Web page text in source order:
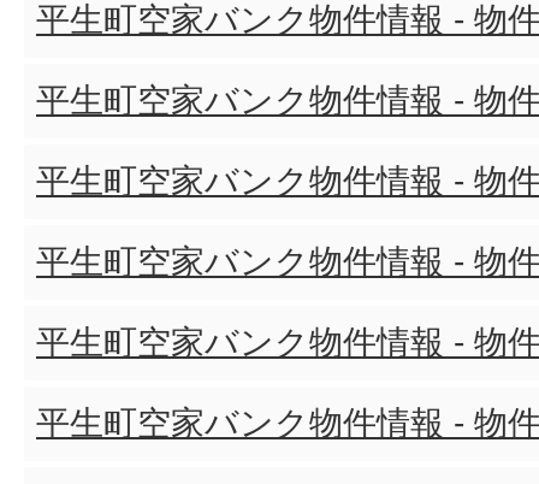
平生町空家バンク物件情報 - 物
平生町空家バンク物件情報 - 物
平生町空家バンク物件情報 - 物
平生町空家バンク物件情報 - 物
平生町空家バンク物件情報 - 物
平生町空家バンク物件情報 - 物